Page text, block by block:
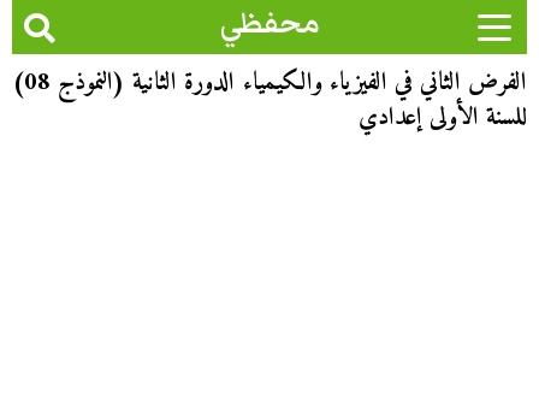
محفظي
الفرض الثاني في الفيزياء والكيمياء الدورة الثانية (النموذج 08)
للسنة الأولى إعدادي